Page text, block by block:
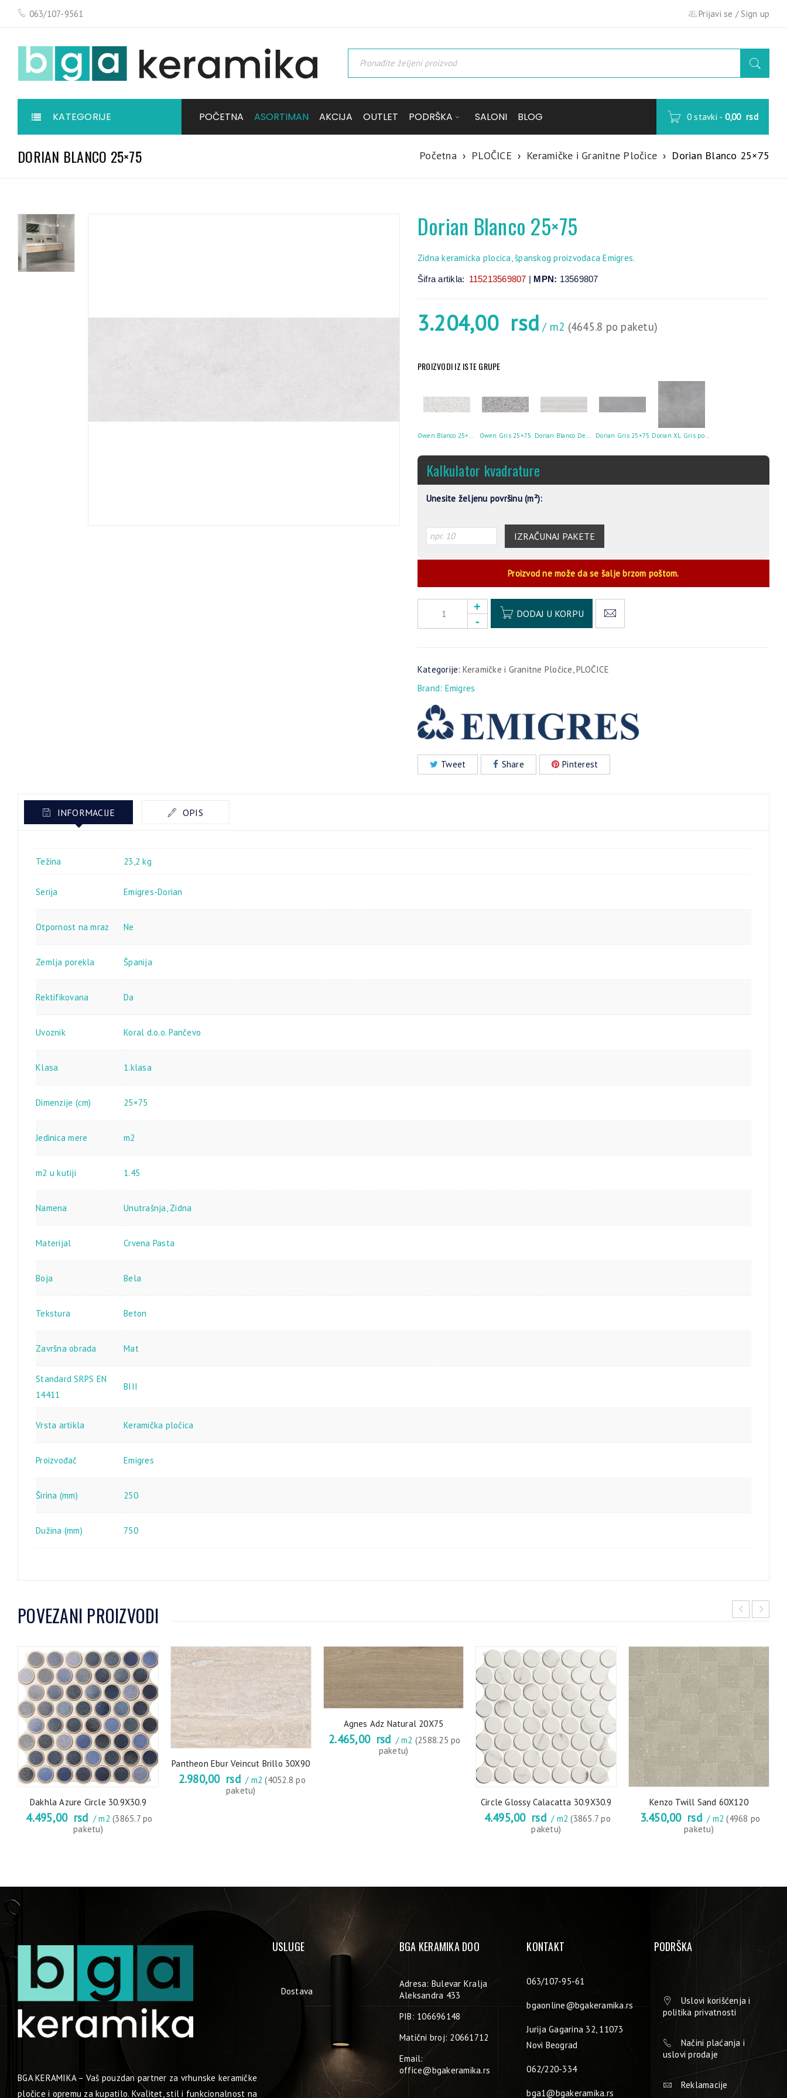
063/107-9561 Prijavi se /Sign up
KATEGORIJE POČETNA ASORTIMAN AKCIJA OUTLET PODRŠKA SALONI BLOG 0 stavki - 0,00 rsd
DORIAN BLANCO 25×75 Početna › PLOČICE › Keramičke i Granitne Pločice › Dorian Blanco 25×75
Dorian Blanco 25×75
Zidna keramicka plocica, španskog proizvodaca Emigres.
Šifra artikla: 115213569807 | MPN: 13569807
3.204,00 rsd / m2 (4645.8 po paketu)
PROIZVODI IZ ISTE GRUPE
Owen Blanco 25×75 Owen Gris 25×75 Dorian Blanco Dekor 25×7 Dorian Gris 25×75 Dorian XL Gris pod 60×60
Kalkulator kvadrature
Unesite željenu površinu (m²):
IZRAČUNAJ PAKETE
Proizvod ne može da se šalje brzom poštom.
DODAJ U KORPU
Kategorije: Keramičke i Granitne Pločice,PLOČICE
Brand: Emigres
Tweet Share Pinterest
INFORMACIJE OPIS
Težina 23,2 kg
Serija Emigres-Dorian
Otpornost na mraz Ne
Zemlja porekla Španija
Rektifikovana Da
Uvoznik Koral d.o.o. Pančevo
Klasa 1.klasa
Dimenzije (cm) 25×75
Jedinica mere m2
m2 u kutiji 1.45
Namena Unutrašnja, Zidna
Materijal Crvena Pasta
Boja Bela
Tekstura Beton
Završna obrada Mat
Standard SRPS EN
14411
BIII
Vrsta artikla Keramička pločica
Proizvođač Emigres
Širina (mm) 250
Dužina (mm) 750
POVEZANI PROIZVODI
Dakhla Azure Circle 30.9X30.9
4.495,00 rsd / m2 (3865.7 po
paketu)
Pantheon Ebur Veincut Brillo 30X90
2.980,00 rsd / m2(4052.8 po
paketu)
Agnes Adz Natural 20X75
2.465,00 rsd / m2 (2588.25 po
paketu)
Circle Glossy Calacatta 30.9X30.9
4.495,00 rsd / m2(3865.7 po
paketu)
Kenzo Twill Sand 60X120
3.450,00 rsd / m2(4968 po
paketu)
BGA KERAMIKA – Vaš pouzdan partner za vrhunske keramičke
pločice i opremu za kupatilo. Kvalitet, stil i funkcionalnost na
USLUGE
Dostava
BGA KERAMIKA DOO
Adresa: Bulevar Kralja
Aleksandra 433
PIB: 106696148
Matični broj: 20661712
Email:
office@bgakeramika.rs
KONTAKT
063/107-95-61
bgaonline@bgakeramika.rs
Jurija Gagarina 32, 11073
Novi Beograd
062/220-334
bga1@bgakeramika.rs
PODRŠKA
Uslovi korišćenja i
politika privatnosti
Načini plaćanja i
uslovi prodaje
Reklamacije